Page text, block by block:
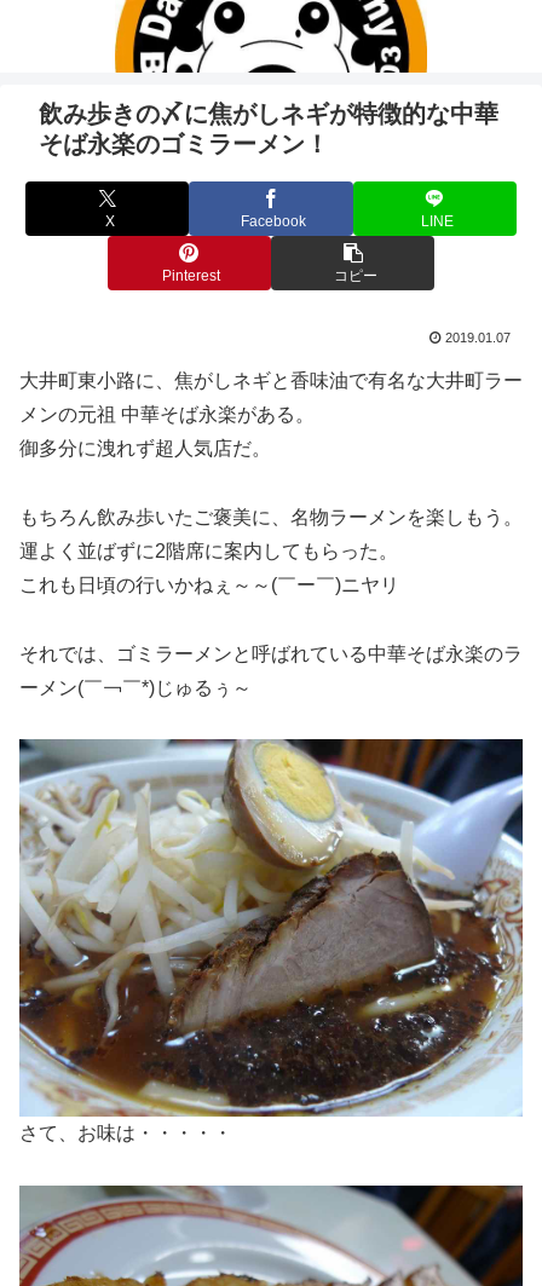
飲み歩きの〆に焦がしネギが特徴的な中華
そば永楽のゴミラーメン！
X Facebook LINE
Pinterest コピー
2019.01.07
大井町東小路に、焦がしネギと香味油で有名な大井町ラー
メンの元祖 中華そば永楽がある。
御多分に洩れず超人気店だ。
もちろん飲み歩いたご褒美に、名物ラーメンを楽しもう。
運よく並ばずに2階席に案内してもらった。
これも日頃の行いかねぇ～～(￣ー￣)ニヤリ
それでは、ゴミラーメンと呼ばれている中華そば永楽のラ
ーメン(￣￢￣*)じゅるぅ～
さて、お味は・・・・・